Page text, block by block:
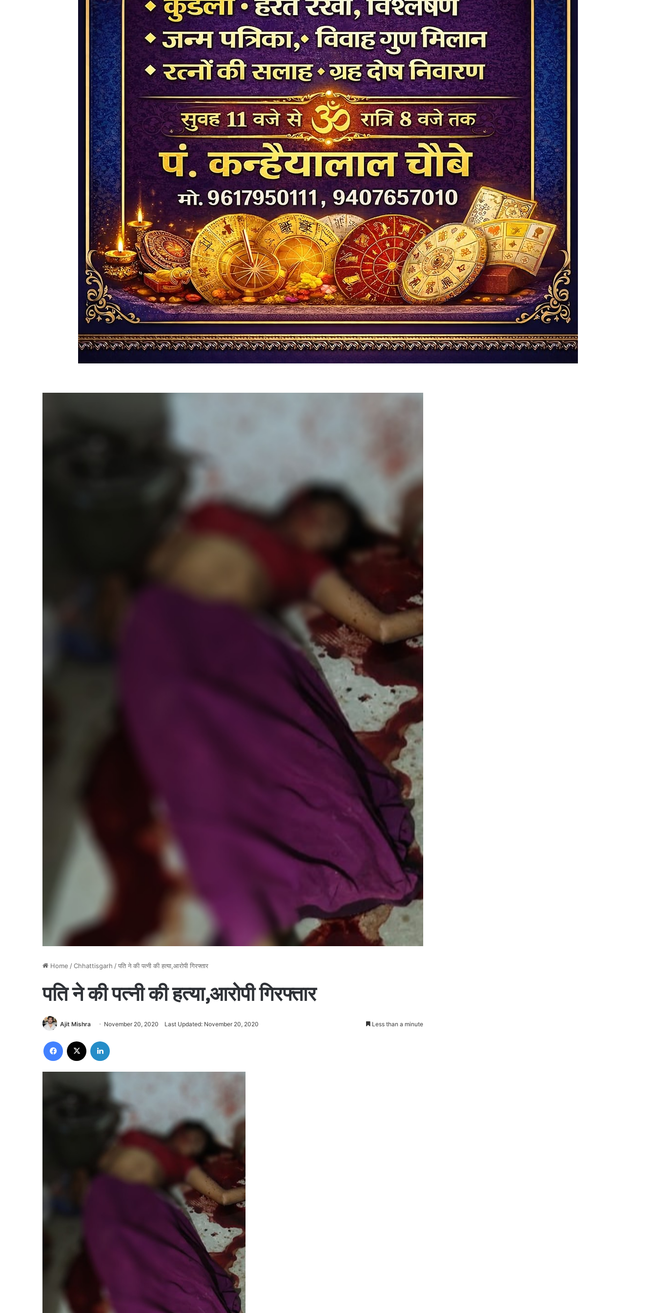
Home /Chhattisgarh /पति ने की पत्नी की हत्या,आरोपी गिरफ्तार
पति ने की पत्नी की हत्या,आरोपी गिरफ्तार
Ajit Mishra November 20, 2020 Last Updated: November 20, 2020 Less than a minute
Facebook